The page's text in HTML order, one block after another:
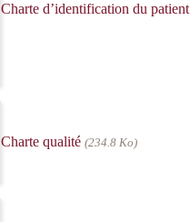
Charte d’identification du patient
Charte qualité (234.8 Ko)